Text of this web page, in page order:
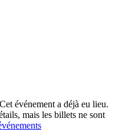
Cet événement a déjà eu lieu.
mais les billets ne sont